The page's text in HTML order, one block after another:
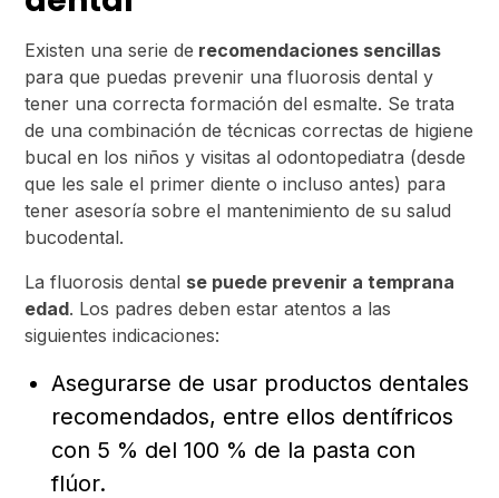
Existen una serie de recomendaciones sencillas
para que puedas prevenir una fluorosis dental y
tener una correcta formación del esmalte. Se trata
de una combinación de técnicas correctas de higiene
bucal en los niños y visitas al odontopediatra (desde
que les sale el primer diente o incluso antes) para
tener asesoría sobre el mantenimiento de su salud
bucodental.
La fluorosis dental se puede prevenir a temprana
edad. Los padres deben estar atentos a las
siguientes indicaciones:
Asegurarse de usar productos dentales
recomendados, entre ellos dentífricos
con 5 % del 100 % de la pasta con
flúor.